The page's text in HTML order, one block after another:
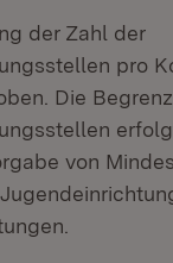
der Zahl der
pro
Die
von